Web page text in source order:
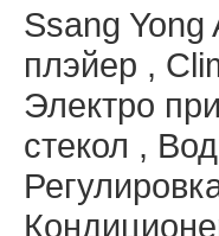
Ssang
плэйер ,
Электро
стекол ,